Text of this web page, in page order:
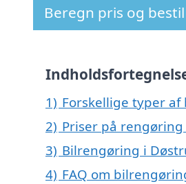
Beregn pris og
1) Forskellige typer
2) Priser på
3) Bilrengøring i
4) FAQ om